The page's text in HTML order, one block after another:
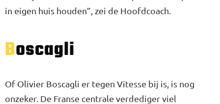
in eigen huis houden”, zei de Hoofdcoach.
Boscagli
Of Olivier Boscagli er tegen Vitesse bij is, is nog
onzeker. De Franse centrale verdediger viel